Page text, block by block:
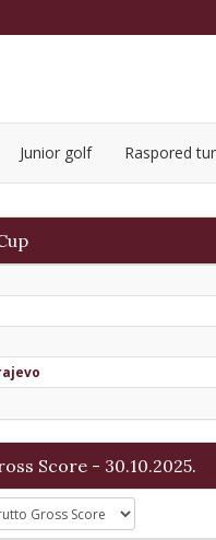
Junior golf Raspored
Score - 30.10.2025.